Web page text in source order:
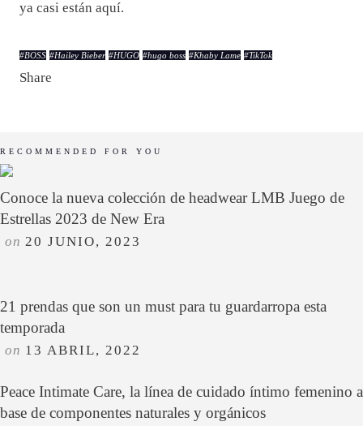
ya casi están aquí.
#BOSS #Hailey Bieber #HUGO #hugo boss #Khaby Lame #TikTok
Share
RECOMMENDED FOR YOU
Conoce la nueva colección de headwear LMB Juego de
Estrellas 2023 de New Era
on 20 JUNIO, 2023
21 prendas que son un must para tu guardarropa esta
temporada
on 13 ABRIL, 2022
Peace Intimate Care, la línea de cuidado íntimo femenino a
base de componentes naturales y orgánicos